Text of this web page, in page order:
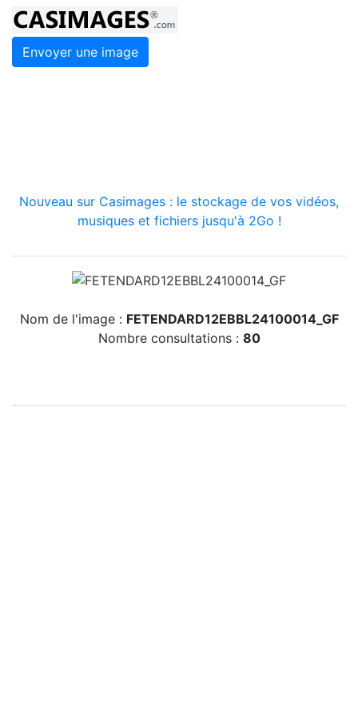
Envoyer une image
Nouveau sur Casimages : le stockage de vos vidéos,
musiques et fichiers jusqu'à 2Go !
Nom de l'image : FETENDARD12EBBL24100014_GF
Nombre consultations : 80